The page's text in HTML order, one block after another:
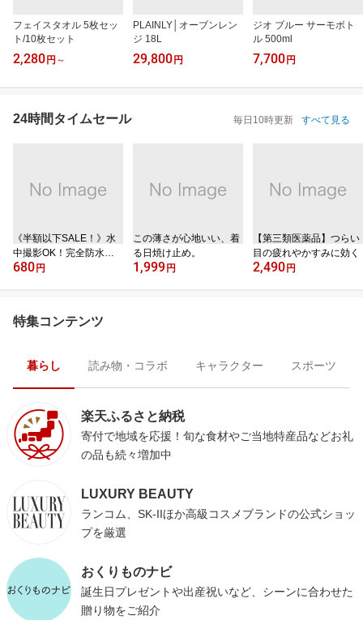
フェイスタオル 5枚セッ
ト/10枚セット
2,280 円 ～
PLAINLY│オーブンレン
ジ 18L
29,800 円
ジオ ブルー サーモボト
ル 500ml
7,700 円
24時間タイムセール 毎日10時更新 すべて見る
《半額以下SALE！》水
中撮影OK！完全防水ケ
ース
680 円
この薄さが心地いい、着
る日焼け止め。
1,999 円
【第三類医薬品】つらい
目の疲れやかすみに効く
2,490 円
特集コンテンツ
暮らし 読み物・コラボ キャラクター スポーツ
楽天ふるさと納税
寄付で地域を応援！旬な食材やご当地特産品などお礼
の品も続々増加中
LUXURY BEAUTY
ランコム、SK-IIほか高級コスメブランドの公式ショッ
プを厳選
おくりものナビ
誕生日プレゼントや出産祝いなど、シーンに合わせた
贈り物をご紹介